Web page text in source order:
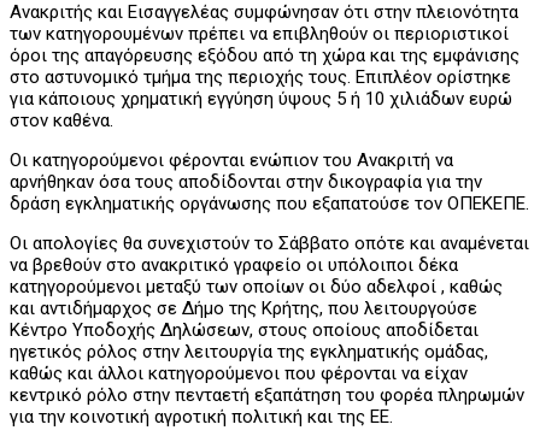
Ανακριτής και Εισαγγελέας συμφώνησαν ότι στην πλειονότητα
των κατηγορουμένων πρέπει να επιβληθούν οι περιοριστικοί
όροι της απαγόρευσης εξόδου από τη χώρα και της εμφάνισης
στο αστυνομικό τμήμα της περιοχής τους. Επιπλέον ορίστηκε
για κάποιους χρηματική εγγύηση ύψους 5 ή 10 χιλιάδων ευρώ
στον καθένα.
Οι κατηγορούμενοι φέρονται ενώπιον του Ανακριτή να
αρνήθηκαν όσα τους αποδίδονται στην δικογραφία για την
δράση εγκληματικής οργάνωσης που εξαπατούσε τον ΟΠΕΚΕΠΕ.
Οι απολογίες θα συνεχιστούν το Σάββατο οπότε και αναμένεται
να βρεθούν στο ανακριτικό γραφείο οι υπόλοιποι δέκα
κατηγορούμενοι μεταξύ των οποίων οι δύο αδελφοί , καθώς
και αντιδήμαρχος σε Δήμο της Κρήτης, που λειτουργούσε
Κέντρο Υποδοχής Δηλώσεων, στους οποίους αποδίδεται
ηγετικός ρόλος στην λειτουργία της εγκληματικής ομάδας,
καθώς και άλλοι κατηγορούμενοι που φέρονται να είχαν
κεντρικό ρόλο στην πενταετή εξαπάτηση του φορέα πληρωμών
για την κοινοτική αγροτική πολιτική και της ΕΕ.